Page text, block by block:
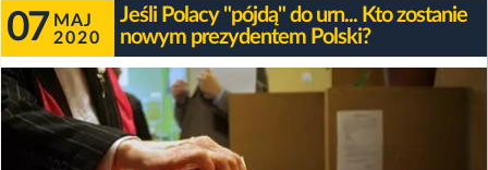
07 MAJ
2020
Jeśli Polacy "pójdą" do urn... Kto zostanie
nowym prezydentem Polski?